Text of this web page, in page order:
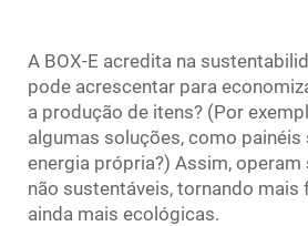
A BOX-E acredita na
pode acrescentar para
a produção de itens? (Por
algumas soluções, como painéis
energia própria?) Assim,
não sustentáveis, tornando
ainda mais ecológicas.